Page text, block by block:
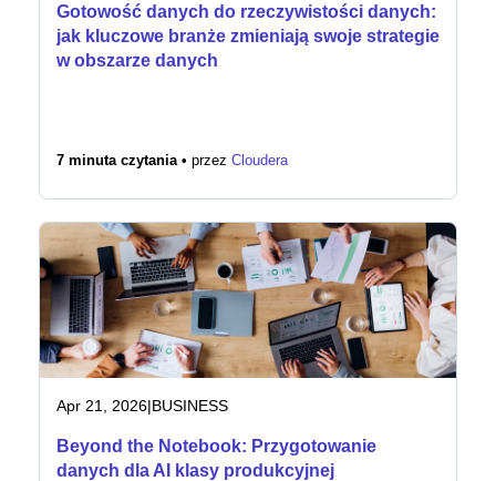
Gotowość danych do rzeczywistości danych:
jak kluczowe branże zmieniają swoje strategie
w obszarze danych
7 minuta czytania • przez Cloudera
Apr 21, 2026|BUSINESS
Beyond the Notebook: Przygotowanie
danych dla AI klasy produkcyjnej